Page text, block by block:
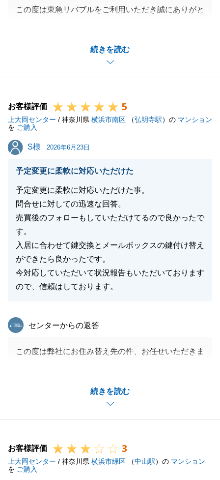
続きを読む
この度は東急リバブルをご利用いただき誠にありがと
談に乗っていただきご尽力いただいたおかげで成約す
今後また不動産のことでお困りのことがございました
引き続き、よろしくお願い致します。
お客様評価 5
上大岡センター / 神奈川県 横浜市南区 （弘明寺駅）の マンション
を ご購入
S様
S様 2026年6月23日
予定変更に柔軟に対応いただけた
予定変更に柔軟に対応いただけた事。
問合せに対しての迅速な回答。
売買後のフォローもしていただけてるので良かったで
す。
入居に合わせて鍵交換とメールボックスの鍵付け替え
ができたら良かったです。
今対応していただいて状況報告もいただいております
ので、信頼はしております。
続きを読む
東急リバブル
センターからの返答
この度は弊社にお住み替え先の件、お任せいただきま
トなスケジュールということでお大変だったかとは思
いますが、住宅ローン審査など迅速にご対応いただけ
たことで無事にお取引を完了することができました。
ポストおよび鍵交換についても責任をもって最後まで
お手伝いさせていただきます。
今後ともよろしくお願い申し上げます。
お客様評価 3
上大岡センター / 神奈川県 横浜市緑区 （中山駅）の マンション
を ご購入